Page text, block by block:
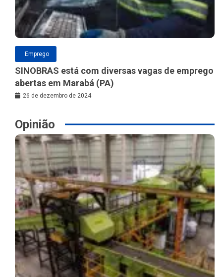
Emprego
SINOBRAS está com diversas vagas de emprego
abertas em Marabá (PA)
26 de dezembro de 2024
Opinião